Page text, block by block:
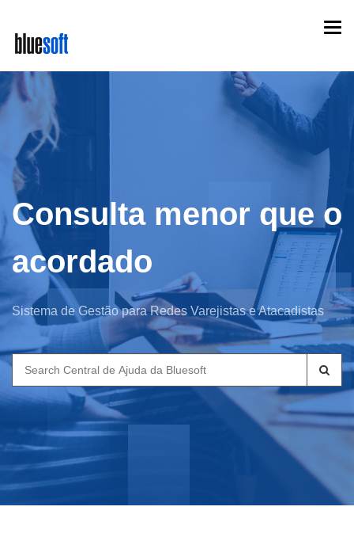
main
content
Consulta menor que o
acordado
Sistema de Gestão para Redes Varejistas e Atacadistas
Search
for: